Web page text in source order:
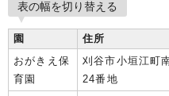
表の幅を切り替える
園 住所
おがきえ保
育園
刈谷市小垣江町
24番地